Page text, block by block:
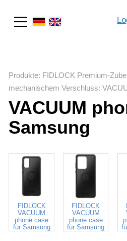
Produkte: FIDLOCK Premium-
mechanischem Verschluss:
VACUUM
Samsung
FIDLOCK
VACUUM
phone case
für Samsung
640200
FIDLOCK
VACUUM
phone case
für Samsung